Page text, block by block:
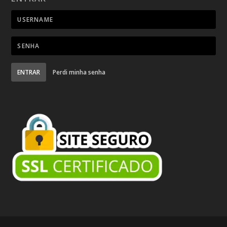
ENTRAR Perdi minha senha